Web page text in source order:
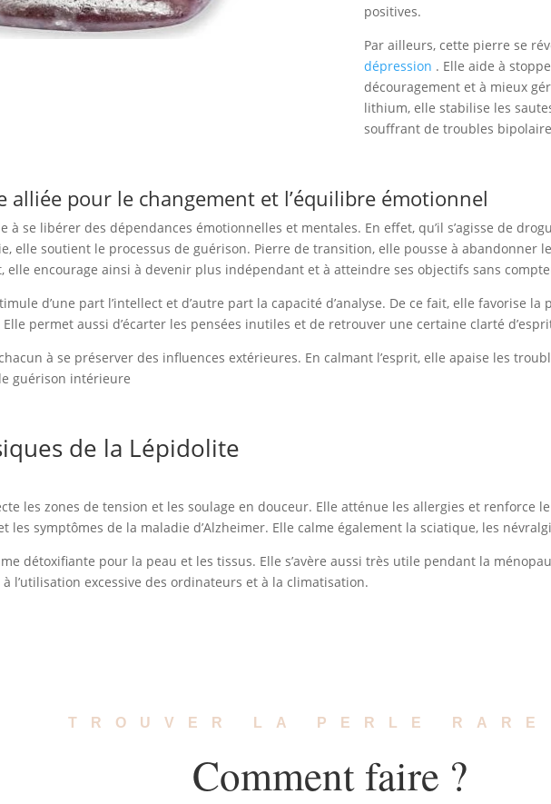
positives.
Par ailleurs, cette pierre se
dépression . Elle aide à
découragement et à mieux
lithium, elle stabilise les
souffrant de troubles
alliée pour le changement et l’équilibre émotionnel
à se libérer des dépendances émotionnelles et mentales. En effet, qu’il s’agisse de
elle soutient le processus de guérison. Pierre de transition, elle pousse à abandonner
elle encourage ainsi à devenir plus indépendant et à atteindre ses objectifs sans
d’une part l’intellect et d’autre part la capacité d’analyse. De ce fait, elle favorise
permet aussi d’écarter les pensées inutiles et de retrouver une certaine clarté
à se préserver des influences extérieures. En calmant l’esprit, elle apaise les
guérison intérieure
de la Lépidolite
les zones de tension et les soulage en douceur. Elle atténue les allergies et renforce
les symptômes de la maladie d’Alzheimer. Elle calme également la sciatique, les
détoxifiante pour la peau et les tissus. Elle s’avère aussi très utile pendant la
l’utilisation excessive des ordinateurs et à la climatisation.
TROUVER LA PERLE
Comment faire ?